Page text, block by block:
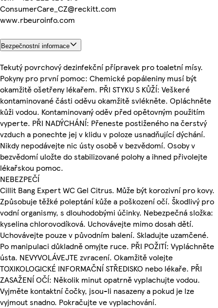
ConsumerCare_CZ@reckitt.com
www.rbeuroinfo.com
Bezpečnostní informace
Tekutý povrchový dezinfekční přípravek pro toaletní mísy.
Pokyny pro první pomoc: Chemické popáleniny musí být
okamžitě ošetřeny lékařem. PŘI STYKU S KŮŽÍ: Veškeré
kontaminované části oděvu okamžitě svlékněte. Opláchněte
kůži vodou. Kontaminovaný oděv před opětovným použitím
vyperte. PŘI NADÝCHÁNÍ: Přeneste postiženého na čerstvý
vzduch a ponechte jej v klidu v poloze usnadňující dýchání.
Nikdy nepodávejte nic ústy osobě v bezvědomí. Osoby v
bezvědomí uložte do stabilizované polohy a ihned přivolejte
lékařskou pomoc.
NEBEZPEČÍ
Cillit Bang Expert WC Gel Citrus. Může být korozivní pro kovy.
Způsobuje těžké poleptání kůže a poškození očí. Škodlivý pro
vodní organismy, s dlouhodobými účinky. Nebezpečná složka:
kyselina chlorovodíková. Uchovávejte mimo dosah dětí.
Uchovávejte pouze v původním balení. Skladujte uzamčené.
Po manipulaci důkladně omyjte ruce. PŘI POŽITÍ: Vypláchněte
ústa. NEVYVOLÁVEJTE zvracení. Okamžitě volejte
TOXIKOLOGICKÉ INFORMAČNÍ STŘEDISKO nebo lékaře. PŘI
ZASAŽENÍ OČÍ: Několik minut opatrně vyplachujte vodou.
Vyjměte kontaktní čočky, jsou-li nasazeny a pokud je lze
vyjmout snadno. Pokračujte ve vyplachování.